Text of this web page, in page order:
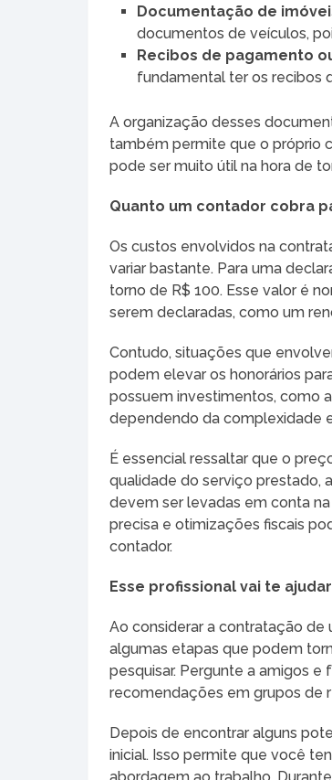
Documentação de
documentos de veículos,
Recibos de pagamento
fundamental ter os recibos
A organização desses
também permite que o próprio
pode ser muito útil na hora de
Quanto um contador cobra
Os custos envolvidos na
variar bastante. Para uma
torno de R$ 100. Esse valor é
serem declaradas, como um
Contudo, situações que
podem elevar os honorários
possuem investimentos, como
dependendo da complexidade
É essencial ressaltar que o
qualidade do serviço prestado,
devem ser levadas em conta
precisa e otimizações fiscais
contador.
Esse profissional vai te
Ao considerar a contratação de
algumas etapas que podem
pesquisar. Pergunte a amigos
recomendações em grupos de
Depois de encontrar alguns
inicial. Isso permite que você